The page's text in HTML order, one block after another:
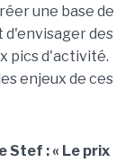
une base de
d'envisager des
pics d'activité.
enjeux de ces
Stef :« Le prix